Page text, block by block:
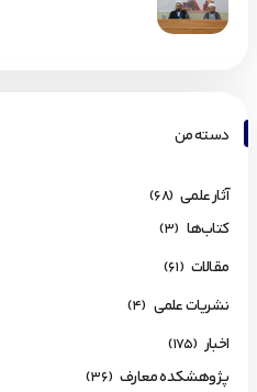
دسته من
آثار علمی (68)
کتاب‌ها (3)
مقالات (61)
نشریات علمی (4)
اخبار (175)
پژوهشکده معارف (36)